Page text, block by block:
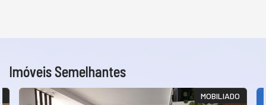
Imóveis Semelhantes
MOBILIADO